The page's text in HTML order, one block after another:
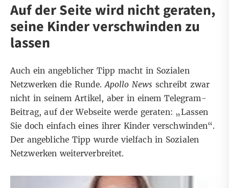
Auf der Seite wird nicht geraten,
seine Kinder verschwinden zu
lassen
Auch ein angeblicher Tipp macht in Sozialen
Netzwerken die Runde. Apollo News schreibt zwar
nicht in seinem Artikel, aber in einem Telegram-
Beitrag, auf der Webseite werde geraten: „Lassen
Sie doch einfach eines ihrer Kinder verschwinden“.
Der angebliche Tipp wurde vielfach in Sozialen
Netzwerken weiterverbreitet.